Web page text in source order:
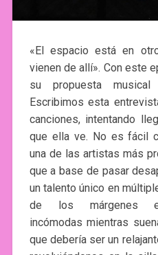
«El espacio está en
vienen de allí». Con este
su propuesta musical
Escribimos esta
canciones, intentando
que ella ve. No es fácil
una de las artistas más
que a base de pasar
un talento único en
de los márgenes
incómodas mientras
que debería ser un